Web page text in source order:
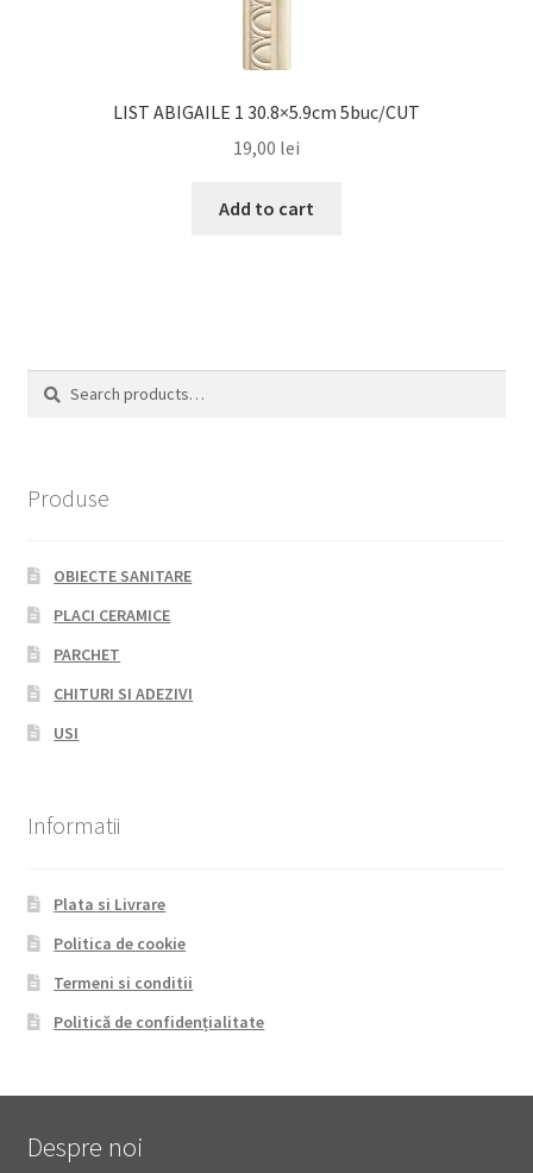
LIST ABIGAILE 1 30.8×5.9cm 5buc/CUT
19,00 lei
Add to cart
Search
Search
Produse
OBIECTE SANITARE
PLACI CERAMICE
PARCHET
CHITURI SI ADEZIVI
USI
Informatii
Plata si Livrare
Politica de cookie
Termeni si conditii
Politică de confidențialitate
Despre noi